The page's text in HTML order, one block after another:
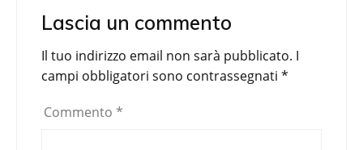
Lascia un commento
Il tuo indirizzo email non sarà pubblicato. I
campi obbligatori sono contrassegnati *
Commento *